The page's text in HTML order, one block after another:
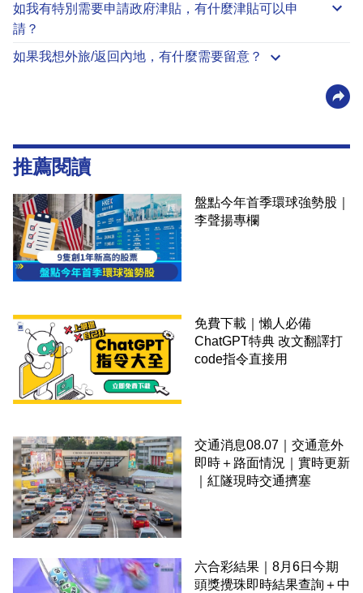
如我有特別需要申請政府津貼 ，有什麼津貼可以申
請？
如果我想外旅/返回內地，有什麼需要留意？
推薦閱讀
盤點今年首季環球強勢股｜
李聲揚專欄
免費下載｜懶人必備
ChatGPT特典 改文翻譯打
code指令直接用
交通消息08.07｜交通意外
即時＋路面情況｜實時更新
｜紅隧現時交通擠塞
六合彩結果｜8月6日今期
頭獎攪珠即時結果查詢＋中